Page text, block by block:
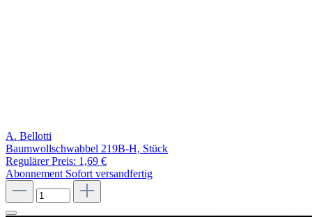
A. Bellotti
Baumwollschwabbel 219B-H, Stück
Regulärer Preis: 1,69 €
Abonnement Sofort versandfertig